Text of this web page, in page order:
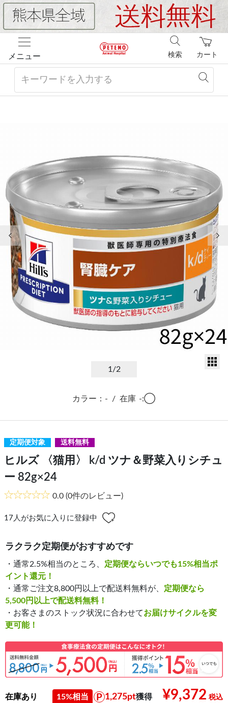
メニュー カート
検索
前の画像 次
1 /2
カラー：- / 在庫 -:◯
定期便対象 送料無料
ヒルズ 〈猫用〉 k/d ツナ＆野菜入りシチュ
ー 82g×24
0.0 (0件のレビュー)
17 人がお気に入りに登録中
ラクラク定期便がおすすめです
・通常2.5%相当のところ、 定期便ならいつでも15%相当ポ
イント還元！
・通常ご注文8,800円以上で配送料無料が、 定期便なら
5,500円以上で配送料無料！
・お客さまのストック状況に合わせてお届けサイクルを変
更可能！
¥9,372
15%相当 1,275pt獲得
在庫あり